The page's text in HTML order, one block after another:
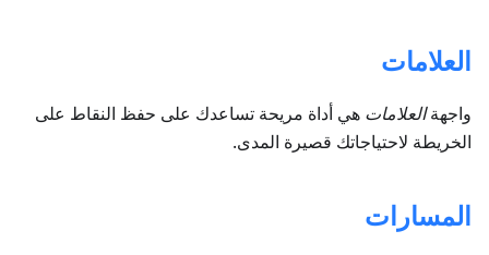
العلامات
واجهةالعلامات هي أداة مريحة تساعدك على حفظ النقاط على
الخريطة لاحتياجاتك قصيرة المدى.
المسارات